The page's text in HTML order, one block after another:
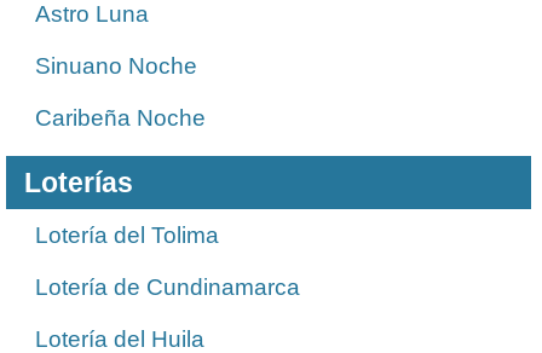
Astro Luna
Sinuano Noche
Caribeña Noche
Loterías
Lotería del Tolima
Lotería de Cundinamarca
Lotería del Huila